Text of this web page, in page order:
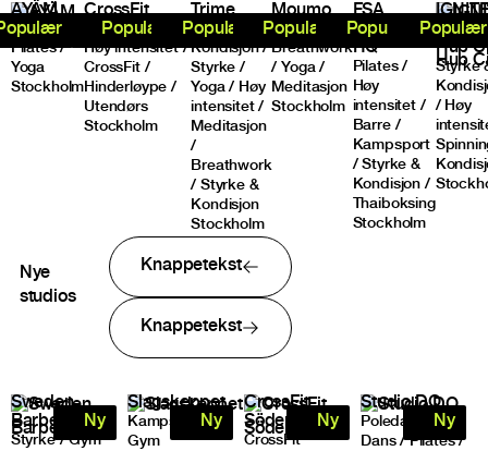
AYÄM
Studio
Pilates /
Yoga
Stockholm
Populær
CrossFit
Kungsholmen
Høy intensitet /
CrossFit /
Hinderløype /
Utendørs
Stockholm
Populær
Trime
Studio
Kondisjon /
Styrke /
Yoga / Høy
intensitet /
Meditasjon
/
Breathwork
/ Styrke &
Kondisjon
Stockholm
Populær
Moumo
Yoga
Breathwork
/ Yoga /
Meditasjon
Stockholm
Populær
FSA
Workouts
HQ
Pilates /
Høy
intensitet /
Barre /
Kampsport
/ Styrke &
Kondisjon /
Thaiboksing
Stockholm
Populær
Hub
Styrke
/ Høy
Nye
studios
Knappetekst
Knappetekst
Ny
Sweden
Barbell Club
Styrke / Gym
Ny
Slagskeppet
Kampsport /
Gym
Ny
CrossFit
Södermalm
CrossFit
Ny
Studio DQ
Poledance /
Dans / Pilates /